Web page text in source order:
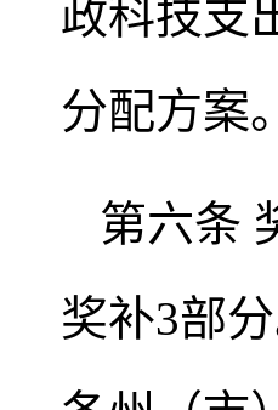
政科技支
分配方案。
第六条
奖补3部